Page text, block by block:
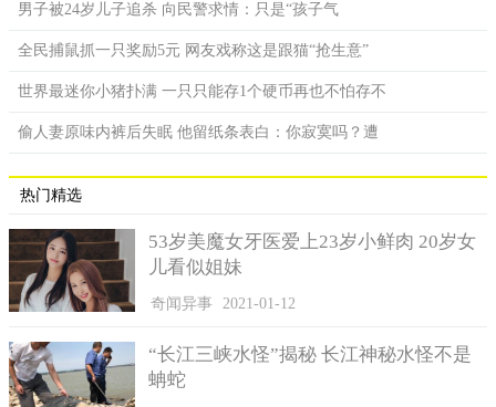
于是民警便快速的进行调查，观看了手机丢失地点的监控，
在监控视频中可以看到，鄢某在到达超市门口的台阶上时，手机
黑色背心、脚踩人字拖的男子看到地板上的手机上顿了一下，便
迅速的拾起，把手机藏在了超市门口的垃圾篓中，等到自己购物
完成后便带走了手机。
通过民间走访和互联网技术的应用的方式，只用了三个小
时，就把犯罪嫌疑人背心男刁某给锁定并成功捕捉，把失去的金
钱都给弄了回来。据了解，刁某今年 32岁，是一名云南人。刁某
承认了自己的犯罪行为，他称自己捡到手机后非常开心，试着输
了几次密码之后，手机竟然就开锁了，登录微信之后，看到零钱
里竟然有一千七百七十一元，刁某看到这个数字便起了不好的念
男子被24岁儿子追杀 向民警求情：只是“孩子气
全民捕鼠抓一只奖励5元 网友戏称这是跟猫“抢生意”
世界最迷你小猪扑满 一只只能存1个硬币再也不怕存不
偷人妻原味内裤后失眠 他留纸条表白：你寂寞吗？遭
热门精选
53岁美魔女牙医爱上23岁小鲜肉 20岁女
儿看似姐妹
奇闻异事 2021-01-12
“长江三峡水怪”揭秘 长江神秘水怪不是
蚺蛇